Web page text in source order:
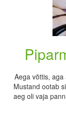
Aega võttis,
Mustand ootab
aeg oli vaja